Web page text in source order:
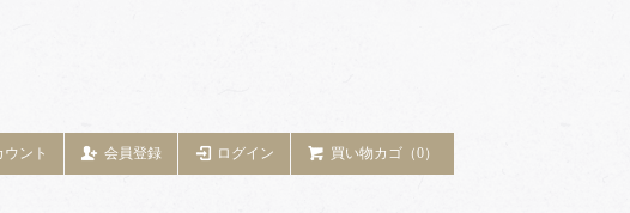
買い物カゴ（0）
ログイン
会員登録
ウント